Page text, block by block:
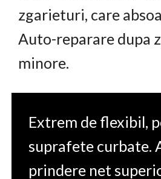
zgarieturi, care
Auto-reparare dupa
minore.
Extrem de flexibil,
suprafete curbate.
prindere net